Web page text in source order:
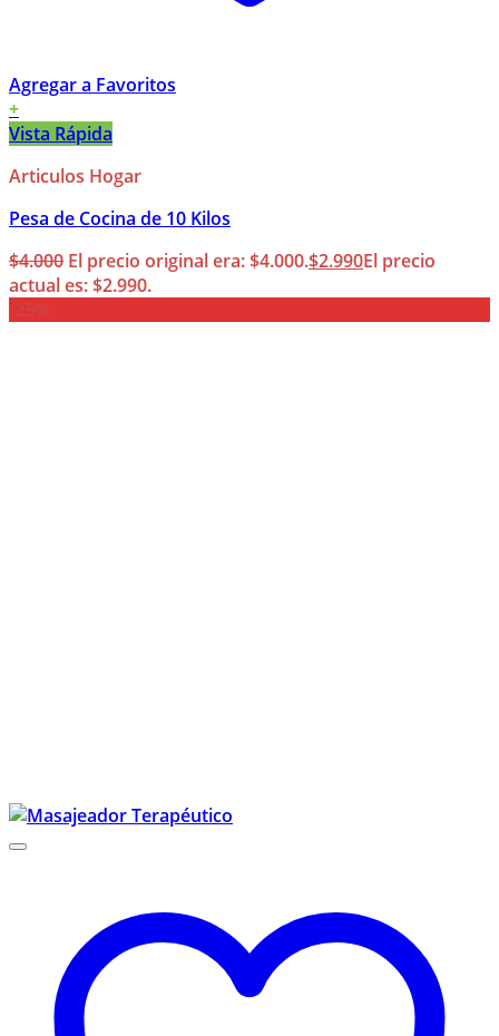
Agregar a Favoritos
+
Vista Rápida
Articulos Hogar
Pesa de Cocina de 10 Kilos
$4.000 El precio original era: $4.000.$2.990El precio
actual es: $2.990.